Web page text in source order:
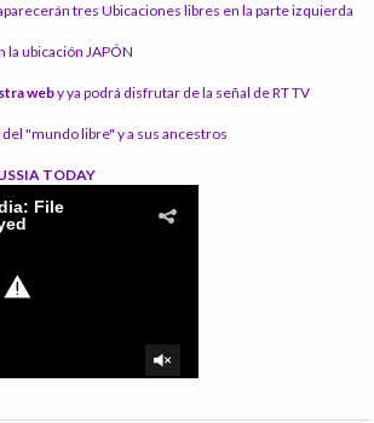
tres Ubicaciones libres en la parte izquierda
la ubicación JAPÓN
weby ya podrá disfrutar de la señal de RT TV
del "mundo libre" y a sus ancestros
TODAY